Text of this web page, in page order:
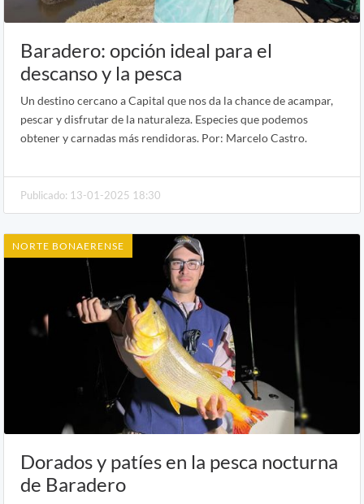
Baradero: opción ideal para el
descanso y la pesca
Un destino cercano a Capital que nos da la chance de acampar,
pescar y disfrutar de la naturaleza. Especies que podemos
obtener y carnadas más rendidoras. Por: Marcelo Castro.
Publicado: 13-01-2025 18:30
NORTE BONAERENSE
Dorados y patíes en la pesca nocturna
de Baradero